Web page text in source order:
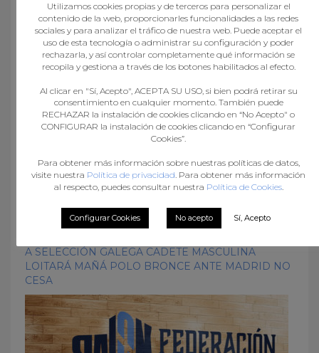
FEDERACIÓN GALEGA DE BALONMÁN: TEMPADA
2019/20
A SELECCIÓN GALEGA CADETE MASCULINA
LOITARÁ MAÑÁ POLO BRONCE ANTE MADRID NO
CESA
Utilizamos cookies propias y de terceros para personalizar el
contenido de la web, proporcionarles funcionalidades a las redes
sociales y para analizar el tráfico de nuestra web. Puede aceptar el
uso de esta tecnología o administrar su configuración y poder
rechazarla, y así controlar completamente qué información se
recopila y gestiona a través de los botones habilitados al efecto.
Al clicar en "Sí, Acepto", ACEPTA SU USO, si bien podrá retirar su
consentimiento en cualquier momento. También puede
RECHAZAR la instalación de cookies clicando en “No Acepto" o
CONFIGURAR la instalación de cookies clicando en “Configurar
Cookies”.
Para obtener más información sobre nuestras políticas de datos,
visite nuestra Política de privacidad . Para obtener más información
al respecto, puedes consultar nuestra Política de Cookies.
Configurar Cookies No acepto Sí, Acepto